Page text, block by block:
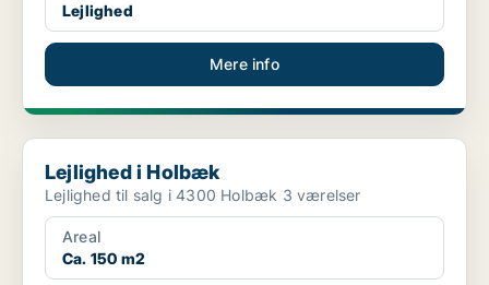
Lejlighed
Mere info
Lejlighed i Holbæk
Lejlighed i Holbæk
Lejlighed til salg i 4300 Holbæk 3 værelser
Areal
Ca. 150 m2